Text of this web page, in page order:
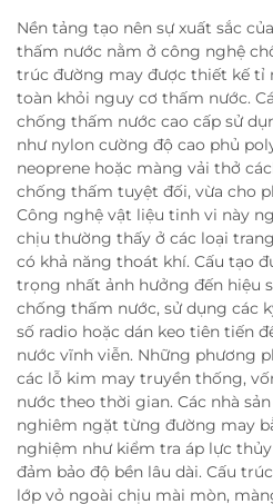
Nền tảng tạo nên sự xuất sắc
thấm nước nằm ở công nghệ
trúc đường may được thiết kế tỉ
toàn khỏi nguy cơ thấm nước.
chống thấm nước cao cấp sử
như nylon cường độ cao phủ
neoprene hoặc màng vải thở
chống thấm tuyệt đối, vừa cho
Công nghệ vật liệu tinh vi này
chịu thường thấy ở các loại
có khả năng thoát khí. Cấu tạo
trọng nhất ảnh hưởng đến hiệu
chống thấm nước, sử dụng các
số radio hoặc dán keo tiên tiến
nước vĩnh viễn. Những phương
các lỗ kim may truyền thống,
nước theo thời gian. Các nhà
nghiêm ngặt từng đường may
nghiệm như kiểm tra áp lực
đảm bảo độ bền lâu dài. Cấu
lớp vỏ ngoài chịu mài mòn,